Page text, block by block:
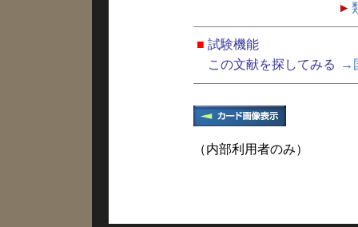
■ 試験機能
この文献を探してみる
→
（内部利用者のみ）